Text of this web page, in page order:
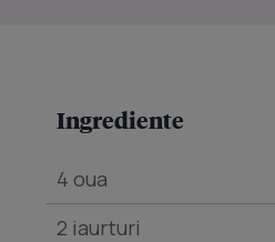
Ingrediente
4 oua
2 iaurturi